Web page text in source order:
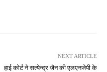
NEXT ARTICLE
हाई कोर्ट ने सत्येन्द्र जैन की एलएनजेपी के